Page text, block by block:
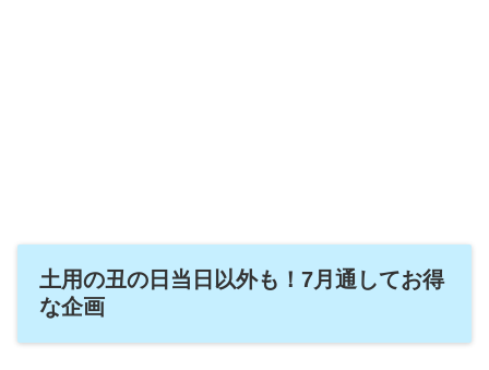
土用の丑の日当日以外も！7月通してお得
な企画